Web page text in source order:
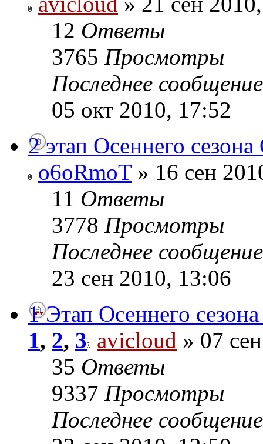
12 Ответы
3765 Просмотры
Последнее
05 окт 2010, 17:52
2 этап Осеннего
o6oRmoT» 16 сен
11 Ответы
3778 Просмотры
Последнее
23 сен 2010, 13:06
1 Этап Осеннего
1, 2, 3 avicloud » 07
35 Ответы
9337 Просмотры
Последнее